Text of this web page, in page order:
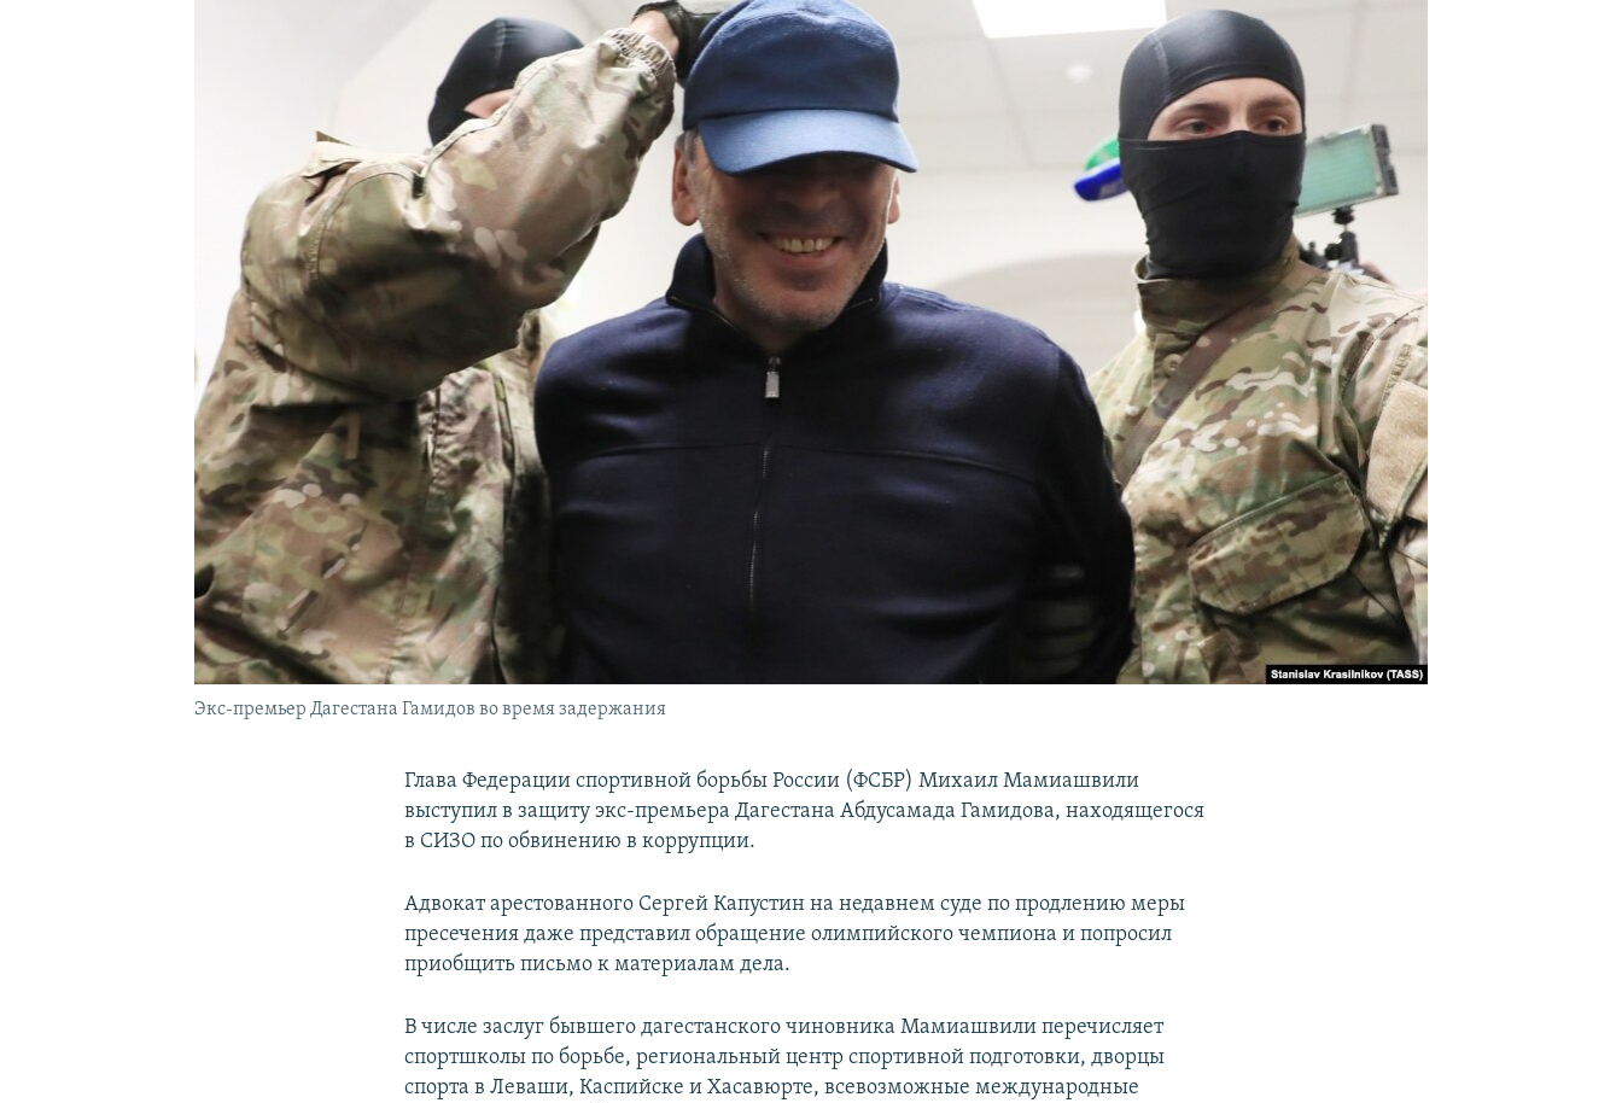
Экс-премьер Дагестана Гамидов во время задержания
Глава Федерации спортивной борьбы России (ФСБР) Михаил Мамиашвили
выступил в защиту экс-премьера Дагестана Абдусамада Гамидова, находящегося
в СИЗО по обвинению в коррупции.
Адвокат арестованного Сергей Капустин на недавнем суде по продлению меры
пресечения даже представил обращение олимпийского чемпиона и попросил
приобщить письмо к материалам дела.
В числе заслуг бывшего дагестанского чиновника Мамиашвили перечисляет
спортшколы по борьбе, региональный центр спортивной подготовки, дворцы
спорта в Леваши, Каспийске и Хасавюрте, всевозможные международные